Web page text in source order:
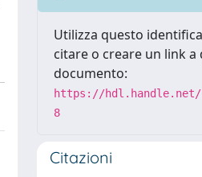
Utilizza questo
citare o creare un link a
documento:
https://hdl.handle.net/
8
Citazioni